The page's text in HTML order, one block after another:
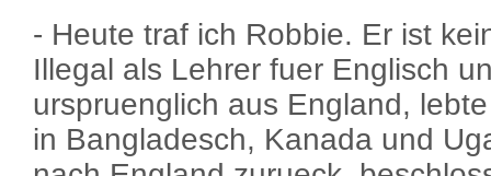
- Heute traf ich Robbie. Er ist
Illegal als Lehrer fuer Englisch
urspruenglich aus England,
in Bangladesch, Kanada und